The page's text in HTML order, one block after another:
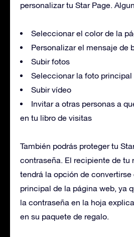
personalizar tu Star Page.
Seleccionar el color de la
Personalizar el mensaje de
Subir fotos
Seleccionar la foto principal
Subir vídeo
Invitar a otras personas a
en tu libro de visitas
También podrás proteger tu
contraseña. El recipiente de tu
tendrá la opción de
principal de la página web, ya
la contraseña en la hoja
en su paquete de regalo.